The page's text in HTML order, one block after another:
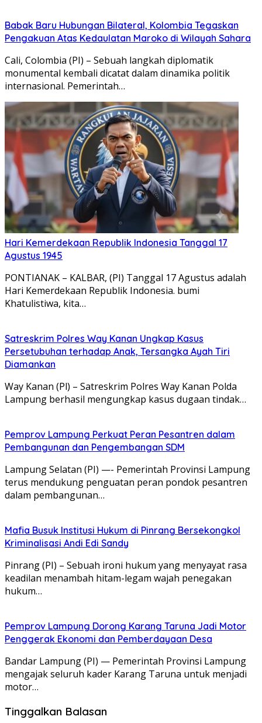
Babak Baru Hubungan Bilateral, Kolombia Tegaskan
Pengakuan Atas Kedaulatan Maroko di Wilayah Sahara
Cali, Colombia (PI) – Sebuah langkah diplomatik
monumental kembali dicatat dalam dinamika politik
internasional. Pemerintah…
Hari Kemerdekaan Republik Indonesia Tanggal 17
Agustus 1945
PONTIANAK – KALBAR, (PI) Tanggal 17 Agustus adalah
Hari Kemerdekaan Republik Indonesia. bumi
Khatulistiwa, kita…
Satreskrim Polres Way Kanan Ungkap Kasus
Persetubuhan terhadap Anak, Tersangka Ayah Tiri
Diamankan
Way Kanan (Pl) – Satreskrim Polres Way Kanan Polda
Lampung berhasil mengungkap kasus dugaan tindak…
Pemprov Lampung Perkuat Peran Pesantren dalam
Pembangunan dan Pengembangan SDM
Lampung Selatan (PI) —- Pemerintah Provinsi Lampung
terus mendukung penguatan peran pondok pesantren
dalam pembangunan…
Mafia Busuk Institusi Hukum di Pinrang Bersekongkol
Kriminalisasi Andi Edi Sandy
Pinrang (PI) – Sebuah ironi hukum yang menyayat rasa
keadilan menambah hitam-legam wajah penegakan
hukum…
Pemprov Lampung Dorong Karang Taruna Jadi Motor
Penggerak Ekonomi dan Pemberdayaan Desa
Bandar Lampung (PI) — Pemerintah Provinsi Lampung
mengajak seluruh kader Karang Taruna untuk menjadi
motor…
Tinggalkan Balasan